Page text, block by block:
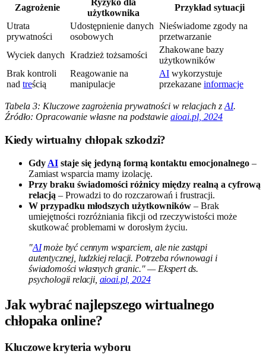
Zagrożenie
Ryzyko dla
użytkownika
Przykład sytuacji
Utrata
prywatności
Udostępnienie danych
osobowych
Nieświadome zgody na
przetwarzanie
Wyciek danych Kradzież tożsamości
Zhakowane bazy
użytkowników
Brak kontroli
nad treścią
Reagowanie na
manipulacje
AI wykorzystuje
przekazane informacje
Tabela 3: Kluczowe zagrożenia prywatności w relacjach zAI.
Źródło: Opracowanie własne na podstawie aioai.pl, 2024
Kiedy wirtualny chłopak szkodzi?
Gdy AI staje się jedyną formą kontaktu emocjonalnego –
Zamiast wsparcia mamy izolację.
Przy braku świadomości różnicy między realną a cyfrową
relacją – Prowadzi to do rozczarowań i frustracji.
W przypadku młodszych użytkowników – Brak
umiejętności rozróżniania fikcji od rzeczywistości może
skutkować problemami w dorosłym życiu.
"AImoże być cennym wsparciem, ale nie zastąpi
autentycznej, ludzkiej relacji. Potrzeba równowagi i
świadomości własnych granic." — Ekspert ds.
psychologii relacji, aioai.pl, 2024
Jak wybrać najlepszego wirtualnego
chłopaka online?
Kluczowe kryteria wyboru